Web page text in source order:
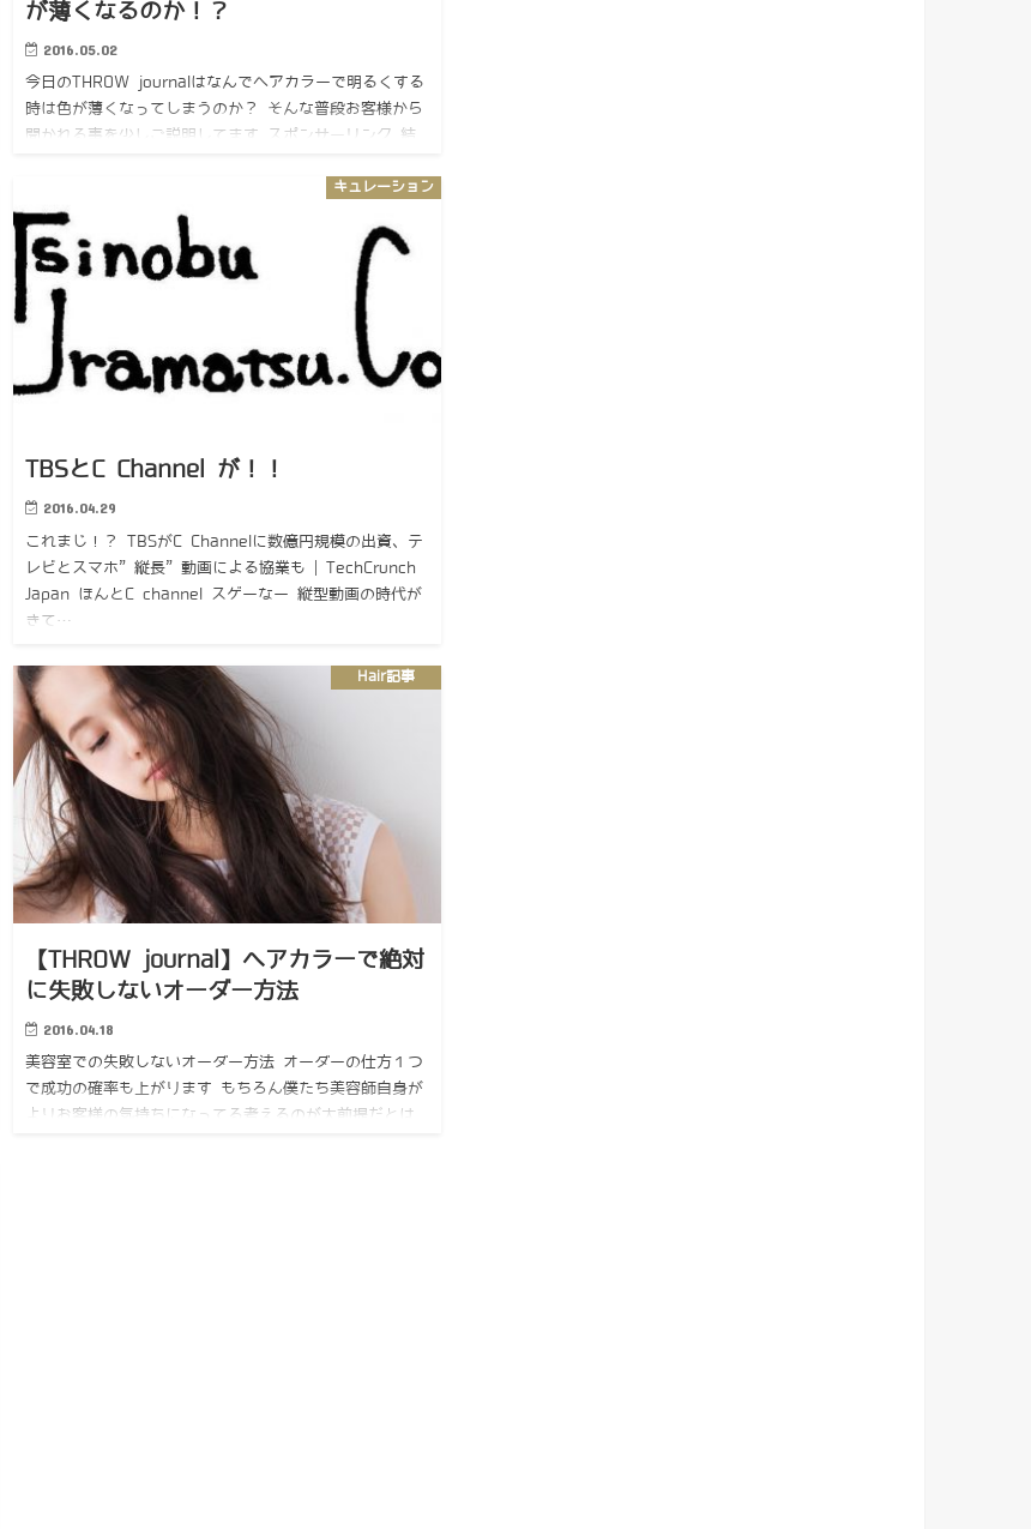
が薄くなるのか！？
2016.05.02
今日のTHROW journalはなんでヘアカラーで明るくする
時は色が薄くなってしまうのか？ そんな普段お客様から
聞かれる事を少しご説明してます スポンサーリンク 結
キュレーション
TBSとC Channel が！！
2016.04.29
これまじ！？ TBSがC Channelに数億円規模の出資、テ
レビとスマホ”縦長”動画による協業も | TechCrunch
Japan ほんとC channel スゲーなー 縦型動画の時代が
きて…
Hair記事
【THROW journal】ヘアカラーで絶対
に失敗しないオーダー方法
2016.04.18
美容室での失敗しないオーダー方法 オーダーの仕方１つ
で成功の確率も上がります もちろん僕たち美容師自身が
よりお客様の気持ちになってる考えるのが大前提だとは